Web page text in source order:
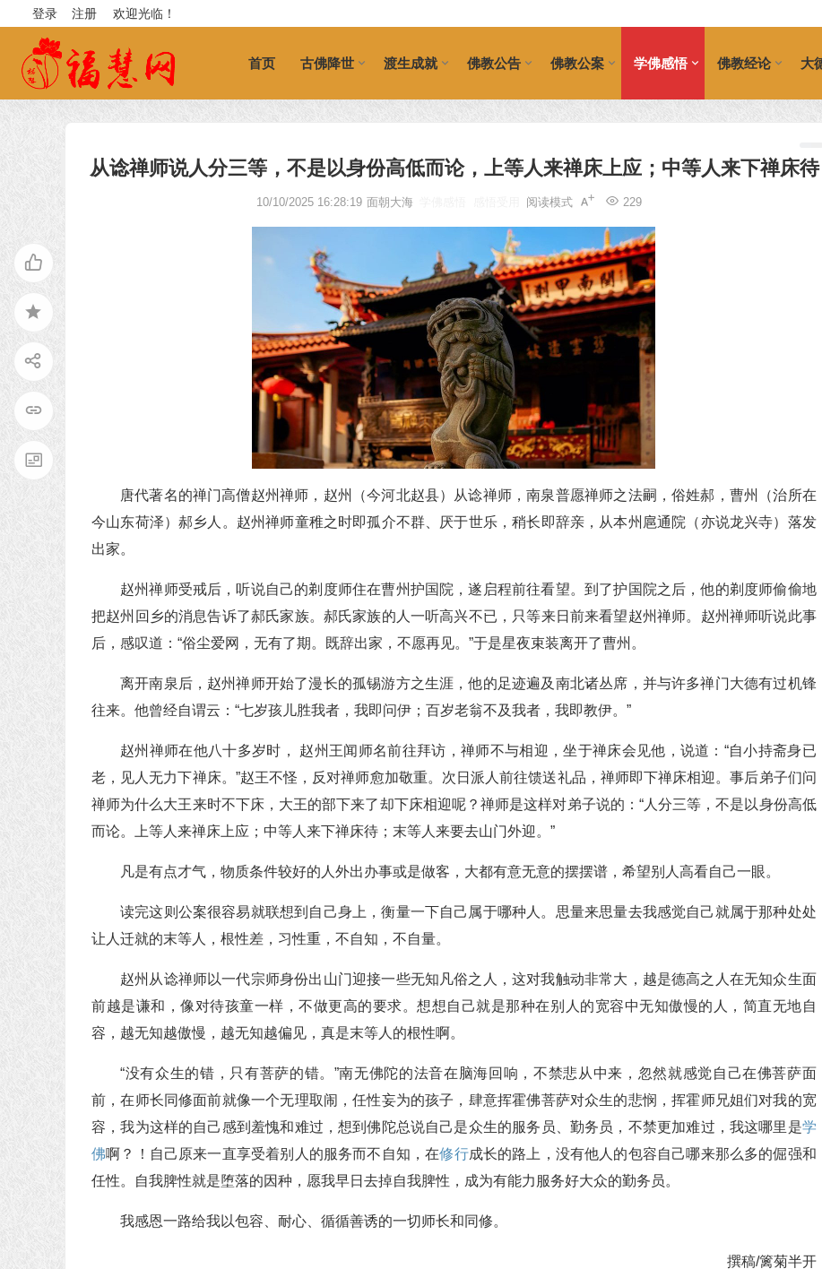
欢迎光临！
登录 注册
首页 古佛降世 渡生成就 佛教公告 佛教公案 学佛感悟 佛教经论 大
从谂禅师说人分三等，不是以身份高低而论，上等人来禅床上应；中等人来下禅床待
10/10/2025 16:28:19 面朝大海 229
阅读模式
唐代著名的禅门高僧赵州禅师，赵州（今河北赵县）从谂禅师，南泉普愿禅师之法嗣，俗姓郝，曹州（治所在
今山东荷泽）郝乡人。赵州禅师童稚之时即孤介不群、厌于世乐，稍长即辞亲，从本州扈通院（亦说龙兴寺）落发
出家。
赵州禅师受戒后，听说自己的剃度师住在曹州护国院，遂启程前往看望。到了护国院之后，他的剃度师偷偷地
把赵州回乡的消息告诉了郝氏家族。郝氏家族的人一听高兴不已，只等来日前来看望赵州禅师。赵州禅师听说此事
后，感叹道：“俗尘爱网，无有了期。既辞出家，不愿再见。”于是星夜束装离开了曹州。
离开南泉后，赵州禅师开始了漫长的孤锡游方之生涯，他的足迹遍及南北诸丛席，并与许多禅门大德有过机锋
往来。他曾经自谓云：“七岁孩儿胜我者，我即问伊；百岁老翁不及我者，我即教伊。”
赵州禅师在他八十多岁时， 赵州王闻师名前往拜访，禅师不与相迎，坐于禅床会见他，说道：“自小持斋身已
老，见人无力下禅床。”赵王不怪，反对禅师愈加敬重。次日派人前往馈送礼品，禅师即下禅床相迎。事后弟子们问
禅师为什么大王来时不下床，大王的部下来了却下床相迎呢？禅师是这样对弟子说的：“人分三等，不是以身份高低
而论。上等人来禅床上应；中等人来下禅床待；末等人来要去山门外迎。”
凡是有点才气，物质条件较好的人外出办事或是做客，大都有意无意的摆摆谱，希望别人高看自己一眼。
读完这则公案很容易就联想到自己身上，衡量一下自己属于哪种人。思量来思量去我感觉自己就属于那种处处
让人迁就的末等人，根性差，习性重，不自知，不自量。
赵州从谂禅师以一代宗师身份出山门迎接一些无知凡俗之人，这对我触动非常大，越是德高之人在无知众生面
前越是谦和，像对待孩童一样，不做更高的要求。想想自己就是那种在别人的宽容中无知傲慢的人，简直无地自
容，越无知越傲慢，越无知越偏见，真是末等人的根性啊。
“没有众生的错，只有菩萨的错。”南无佛陀的法音在脑海回响，不禁悲从中来，忽然就感觉自己在佛菩萨面
前，在师长同修面前就像一个无理取闹，任性妄为的孩子，肆意挥霍佛菩萨对众生的悲悯，挥霍师兄姐们对我的宽
容，我为这样的自己感到羞愧和难过，想到佛陀总说自己是众生的服务员、勤务员，不禁更加难过，我这哪里是学
佛啊？！自己原来一直享受着别人的服务而不自知，在修行成长的路上，没有他人的包容自己哪来那么多的倔强和
任性。自我脾性就是堕落的因种，愿我早日去掉自我脾性，成为有能力服务好大众的勤务员。
我感恩一路给我以包容、耐心、循循善诱的一切师长和同修。
撰稿/篱菊半开